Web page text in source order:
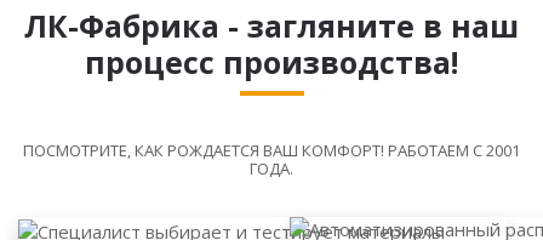
ЛК-Фабрика - загляните в наш
процесс производства!
ПОСМОТРИТЕ, КАК РОЖДАЕТСЯ ВАШ КОМФОРТ! РАБОТАЕМ С 2001
ГОДА.